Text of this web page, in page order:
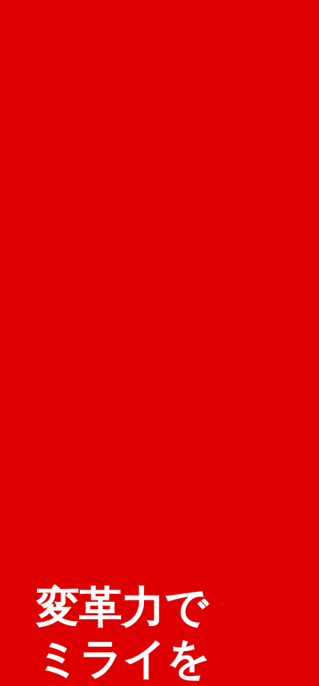
変革力で
ミライを